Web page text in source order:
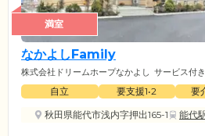
満室
なかよしFamily
株式会社ドリームホープなかよし サービス付
自立 要支援1•2 要
秋田県能代市浅内字押出165-1
能代